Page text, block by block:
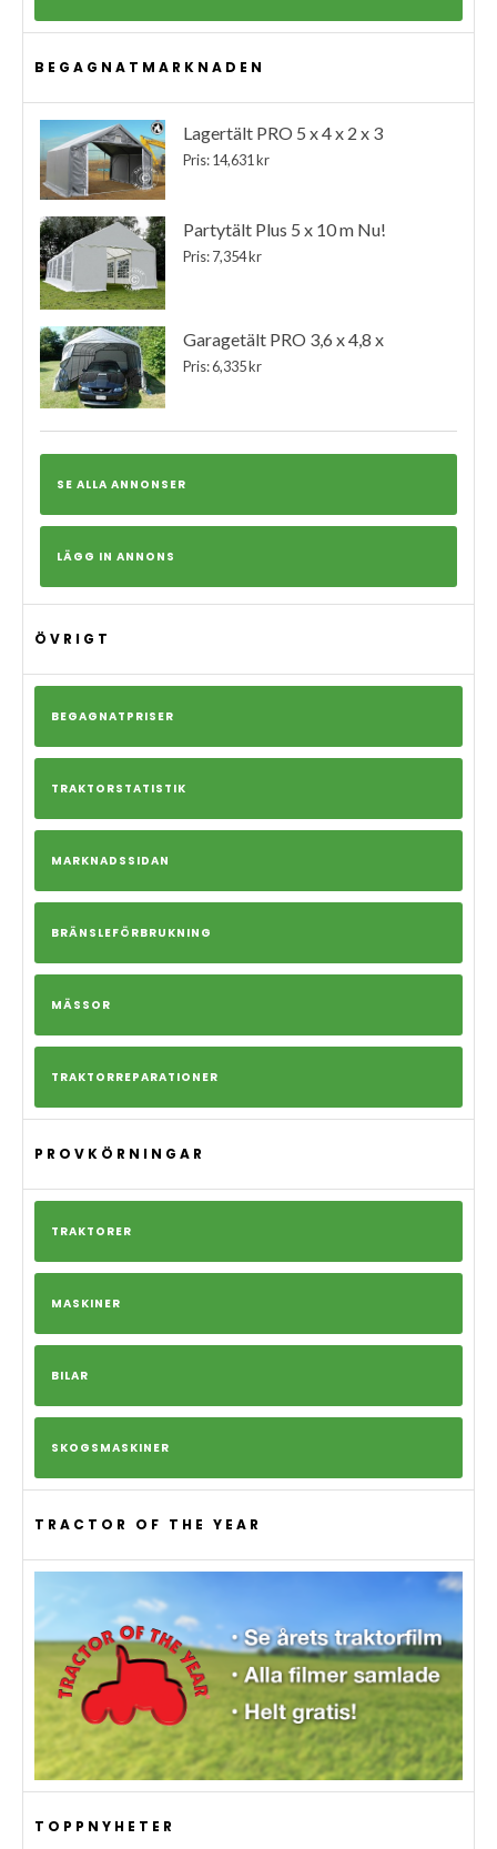
BEGAGNATMARKNADEN
Lagertält PRO 5 x 4 x 2 x 3
Pris: 14,631 kr
Partytält Plus 5 x 10 m Nu!
Pris: 7,354 kr
Garagetält PRO 3,6 x 4,8 x
Pris: 6,335 kr
SE ALLA ANNONSER
LÄGG IN ANNONS
ÖVRIGT
BEGAGNATPRISER
TRAKTORSTATISTIK
MARKNADSSIDAN
BRÄNSLEFÖRBRUKNING
MÄSSOR
TRAKTORREPARATIONER
PROVKÖRNINGAR
TRAKTORER
MASKINER
BILAR
SKOGSMASKINER
TRACTOR OF THE YEAR
TOPPNYHETER